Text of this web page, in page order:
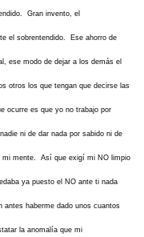
Gran invento, el
el sobrentendido. Ese ahorro de
ese modo de dejar a los demás el
otros los que tengan que decirse las
ocurre es que yo no trabajo por
ni de dar nada por sabido ni de
mi mente. Así que exigí mi NO limpio
ya puesto el NO ante ti nada
haberme dado unos cuantos
la anomalía que mi